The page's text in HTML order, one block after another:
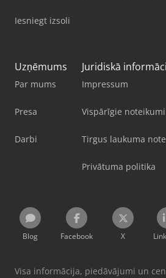
Iesniegt izsoli
Uzņēmums
Par mums
Presa
Darbi
Juridiskā
Impressum
Vispārīgie noteikumi
Tirgus laukuma
Privātuma politika
Blog Facebook X
Visa informācija, piedāvājumi un